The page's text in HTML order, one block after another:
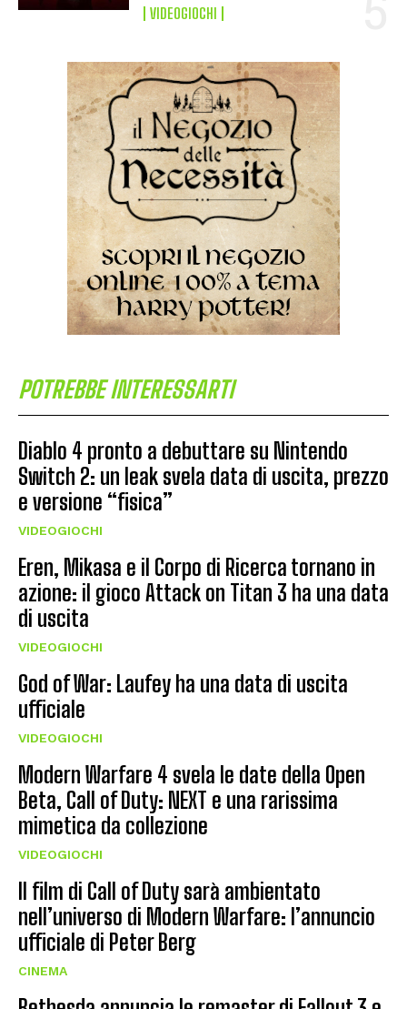
VIDEOGIOCHI
POTREBBE INTERESSARTI
Diablo 4 pronto a debuttare su Nintendo
Switch 2: un leak svela data di uscita, prezzo
e versione “fisica”
VIDEOGIOCHI
Eren, Mikasa e il Corpo di Ricerca tornano in
azione: il gioco Attack on Titan 3 ha una data
di uscita
VIDEOGIOCHI
God of War: Laufey ha una data di uscita
ufficiale
VIDEOGIOCHI
Modern Warfare 4 svela le date della Open
Beta, Call of Duty: NEXT e una rarissima
mimetica da collezione
VIDEOGIOCHI
Il film di Call of Duty sarà ambientato
nell’universo di Modern Warfare: l’annuncio
ufficiale di Peter Berg
CINEMA